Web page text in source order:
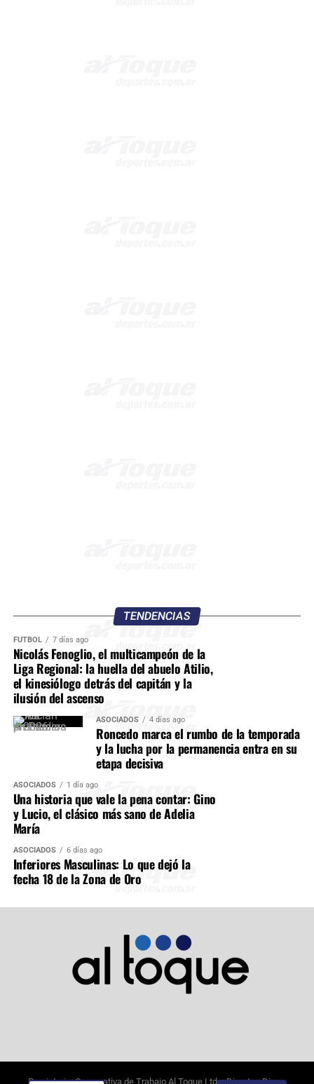
TENDENCIAS
FÚTBOL 7 días ago
Nicolás Fenoglio, el multicampeón de la
Liga Regional: la huella del abuelo Atilio,
el kinesiólogo detrás del capitán y la
ilusión del ascenso
ASOCIADOS 4 días ago
Roncedo marca el rumbo de la temporada
y la lucha por la permanencia entra en su
etapa decisiva
ASOCIADOS 1 día ago
Una historia que vale la pena contar: Gino
y Lucio, el clásico más sano de Adelia
María
ASOCIADOS 6 días ago
Inferiores Masculinas: Lo que dejó la
fecha 18 de la Zona de Oro
Propietario: Cooperativa de Trabajo Al Toque Ltda. Director: Diego